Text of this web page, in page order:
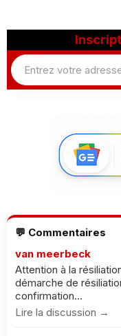
💬 Commentaires
van meerbeck
Attention à la
démarche de
confirmation...
Lire la discussion →